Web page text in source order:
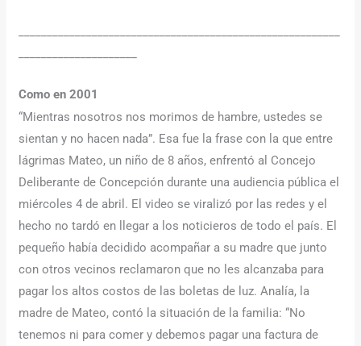
Como en 2001
“Mientras nosotros nos morimos de hambre, ustedes se
sientan y no hacen nada”. Esa fue la frase con la que entre
lágrimas Mateo, un niño de 8 años, enfrentó al Concejo
Deliberante de Concepción durante una audiencia pública el
miércoles 4 de abril. El video se viralizó por las redes y el
hecho no tardó en llegar a los noticieros de todo el país. El
pequeño había decidido acompañar a su madre que junto
con otros vecinos reclamaron que no les alcanzaba para
pagar los altos costos de las boletas de luz. Analía, la
madre de Mateo, contó la situación de la familia: “No
tenemos ni para comer y debemos pagar una factura de